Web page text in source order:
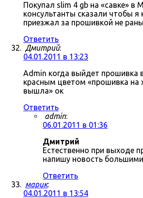
Покупал slim 4 gb на «савке» в
консультанты сказали чтобы я
приезжал за прошивкой не
Ответить
Дмитрий:
04.01.2011 в 13:23
Admin когда выйдет прошивка
красным цветом «прошивка на
вышла» ок
Ответить
admin:
06.01.2011 в 01:36
Дмитрий
Естественно при выходе
напишу новость
Ответить
марик:
04.01.2011 в 13:54